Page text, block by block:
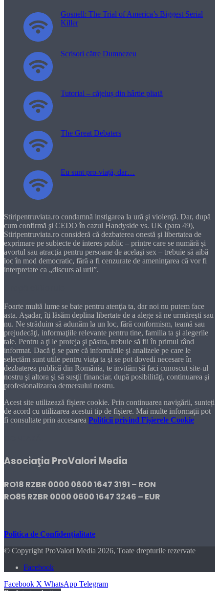
Gosnell: The Trial of America’s Biggest Serial
Killer
Scrisori către Dumnezeu
Tutorial – cățeluș din hârtie pliată
The Great Debaters
Eu sunt pro-viață, dar…
Stiripentruviata.ro condamnă instigarea la ură şi violenţă. Dar, după
cum confirmă şi CEDO în cazul Handyside vs. UK (para 49),
Stiripentruviata.ro consideră că dezbaterea onestă şi libertatea de
exprimare pe subiecte de interes public – printre care se numără şi
avortul sau atracţia pentru persoane de acelaşi sex – trebuie să aibă
loc în mod democratic, fără a fi cenzurate de ameninţarea că vor fi
interpretate ca „discurs al urii”.
Foarte multă lume se bate pentru atenţia ta, dar noi nu putem face
asta. Aşadar, îţi lăsăm deplina libertate de a alege să ne urmăreşti sau
nu. Ne străduim să adunăm la un loc, fără conformism, teamă sau
prejudecăţi, informaţiile relevante pentru tine, familia ta şi alegerile
tale. Pentru a ţi le proteja şi păstra, trebuie să fii în primul rând
informat. Dacă ţi se pare că informările şi analizele pe care le
selectăm sunt utile pentru viaţa ta şi se pot dovedi necesare în
dezbaterea publică din România, te invităm să faci cunoscut site-ul
nostru şi altora şi să susţii financiar, după posibilităţi, continuarea şi
profesionalizarea demersului nostru.
Acest site utilizează fișiere cookie. Prin continuarea navigării, sunteți
de acord cu utilizarea acestui tip de fișiere. Mai multe informații pot
fi consultate prin accesarea Politicii privind Fișierele Cookie
Asociaţia ProValori Media
RO18 RZBR 0000 0600 1647 3191 – RON
RO85 RZBR 0000 0600 1647 3246 – EUR
Politica de Confidențialitate
© Copyright ProValori Media 2026, Toate drepturile rezervate
Facebook
Facebook X WhatsApp Telegram